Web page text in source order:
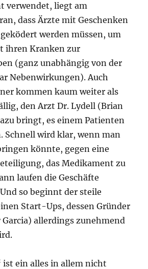
verwendet, liegt am
dass Ärzte mit Geschenken
werden müssen, um
ihren Kranken zur
(ganz unabhängig von der
Nebenwirkungen). Auch
kommen kaum weiter als
den Arzt Dr. Lydell (Brian
bringt, es einem Patienten
Schnell wird klar, wenn man
könnte, gegen eine
das Medikament zu
laufen die Geschäfte
so beginnt der steile
Start-Ups, dessen Gründer
Garcia) allerdings zunehmend
ist ein alles in allem nicht